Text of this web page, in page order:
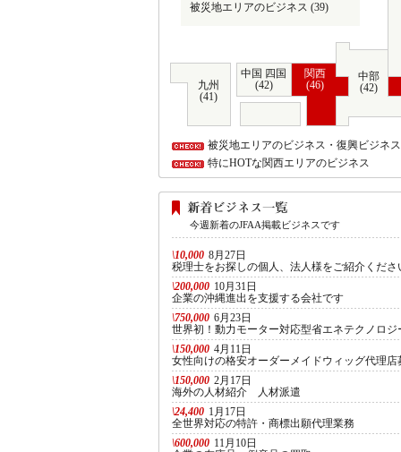
被災地エリアのビジネス (39)
中部
(42)
関西
(46)
中国 四国
(42)
九州
(41)
被災地エリアのビジネス・復興ビジネス
特にHOTな関西エリアのビジネス
今週新着のJFAA掲載ビジネスです
\10,000 8月27日
税理士をお探しの個人、法人様をご紹介くだ
\200,000 10月31日
企業の沖縄進出を支援する会社です
\750,000 6月23日
世界初！動力モーター対応型省エネテクノロジ
\150,000 4月11日
女性向けの格安オーダーメイドウィッグ代理店
\150,000 2月17日
海外の人材紹介 人材派遣
\24,400 1月17日
全世界対応の特許・商標出願代理業務
\600,000 11月10日